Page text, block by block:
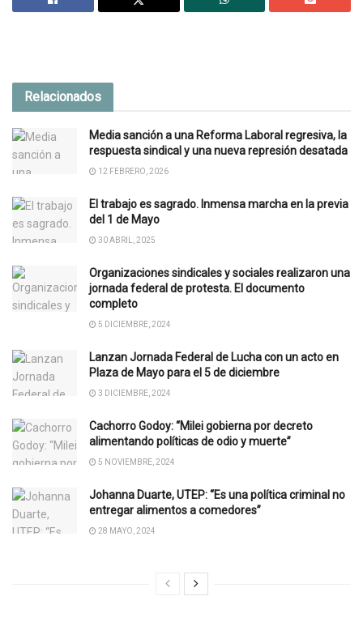
Relacionados
Media sanción a una Reforma Laboral regresiva, la
respuesta sindical y una nueva represión desatada
12 FEBRERO, 2026
El trabajo es sagrado. Inmensa marcha en la previa
del 1 de Mayo
30 ABRIL, 2025
Organizaciones sindicales y sociales realizaron una
jornada federal de protesta. El documento
completo
5 DICIEMBRE, 2024
Lanzan Jornada Federal de Lucha con un acto en
Plaza de Mayo para el 5 de diciembre
3 DICIEMBRE, 2024
Cachorro Godoy: “Milei gobierna por decreto
alimentando políticas de odio y muerte”
5 NOVIEMBRE, 2024
Johanna Duarte, UTEP: “Es una política criminal no
entregar alimentos a comedores”
28 MAYO, 2024